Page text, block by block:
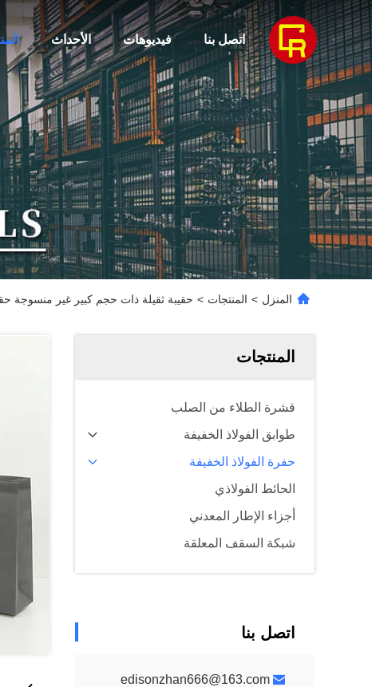
الأحداث فيديوهات اتصل بنا
المنزل > المنتجات > حقيبة ثقيلة ذات حجم كبير غير منسوجة
المنتجات
قشرة الطلاء من الصلب
طوابق الفولاذ الخفيفة
حفرة الفولاذ الخفيفة
الحائط الفولاذي
أجزاء الإطار المعدني
شبكة السقف المعلقة
اتصل بنا
edisonzhan666@163.com